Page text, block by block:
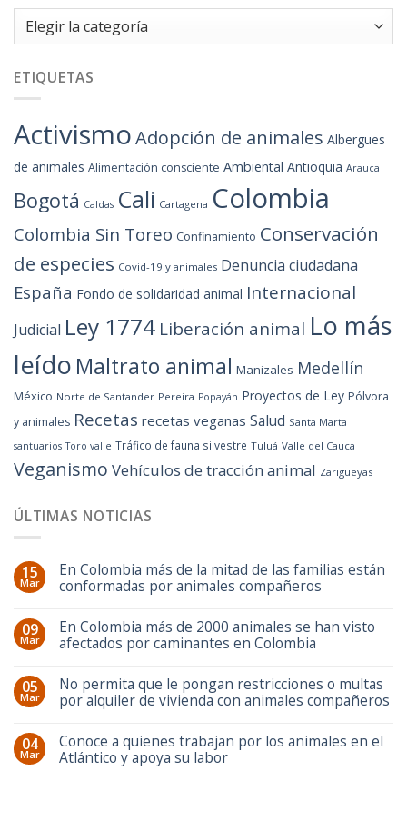
Categorías
ETIQUETAS
ActivismoAdopción de animales Albergues
de animales Alimentación consciente Ambiental Antioquia Arauca
Bogotá Caldas Cali Cartagena Colombia
Colombia Sin Toreo Confinamiento Conservación
de especies Covid-19 y animales Denuncia ciudadana
España Fondo de solidaridad animal Internacional
Judicial Ley 1774 Liberación animal Lo más
leído Maltrato animal Manizales Medellín
México Norte de Santander Pereira Popayán Proyectos de Ley Pólvora
y animales Recetas recetas veganas Salud Santa Marta
santuarios Toro valle Tráfico de fauna silvestre Tuluá Valle del Cauca
Veganismo Vehículos de tracción animal Zarigüeyas
ÚLTIMAS NOTICIAS
15
Mar
En Colombia más de la mitad de las familias están
conformadas por animales compañeros
09
Mar
En Colombia más de 2000 animales se han visto
afectados por caminantes en Colombia
05
Mar
No permita que le pongan restricciones o multas
por alquiler de vivienda con animales compañeros
04
Mar
Conoce a quienes trabajan por los animales en el
Atlántico y apoya su labor